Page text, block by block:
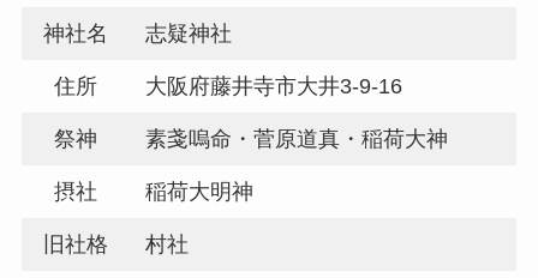
神社名 志疑神社
住所 大阪府藤井寺市大井3-9-16
祭神 素戔嗚命・菅原道真・稲荷大神
摂社 稲荷大明神
旧社格 村社